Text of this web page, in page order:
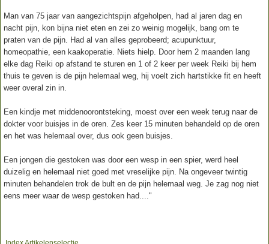
Man van 75 jaar van aangezichtspijn afgeholpen, had al jaren dag en
nacht pijn, kon bijna niet eten en zei zo weinig mogelijk, bang om te
praten van de pijn. Had al van alles geprobeerd; acupunktuur,
homeopathie, een kaakoperatie. Niets hielp. Door hem 2 maanden lang
elke dag Reiki op afstand te sturen en 1 of 2 keer per week Reiki bij hem
thuis te geven is de pijn helemaal weg, hij voelt zich hartstikke fit en heeft
weer overal zin in.
Een kindje met middenoorontsteking, moest over een week terug naar de
dokter voor buisjes in de oren. Zes keer 15 minuten behandeld op de oren
en het was helemaal over, dus ook geen buisjes.
Een jongen die gestoken was door een wesp in een spier, werd heel
duizelig en helemaal niet goed met vreselijke pijn. Na ongeveer twintig
minuten behandelen trok de bult en de pijn helemaal weg. Je zag nog niet
eens meer waar de wesp gestoken had...."